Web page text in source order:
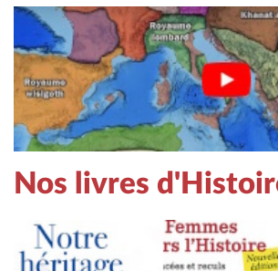
Nos livres